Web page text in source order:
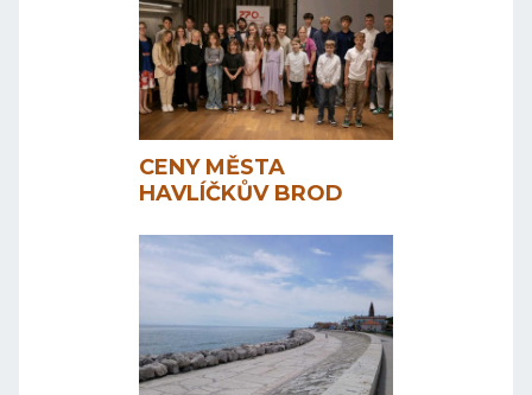
CENY MĚSTA
HAVLÍČKŮV BROD